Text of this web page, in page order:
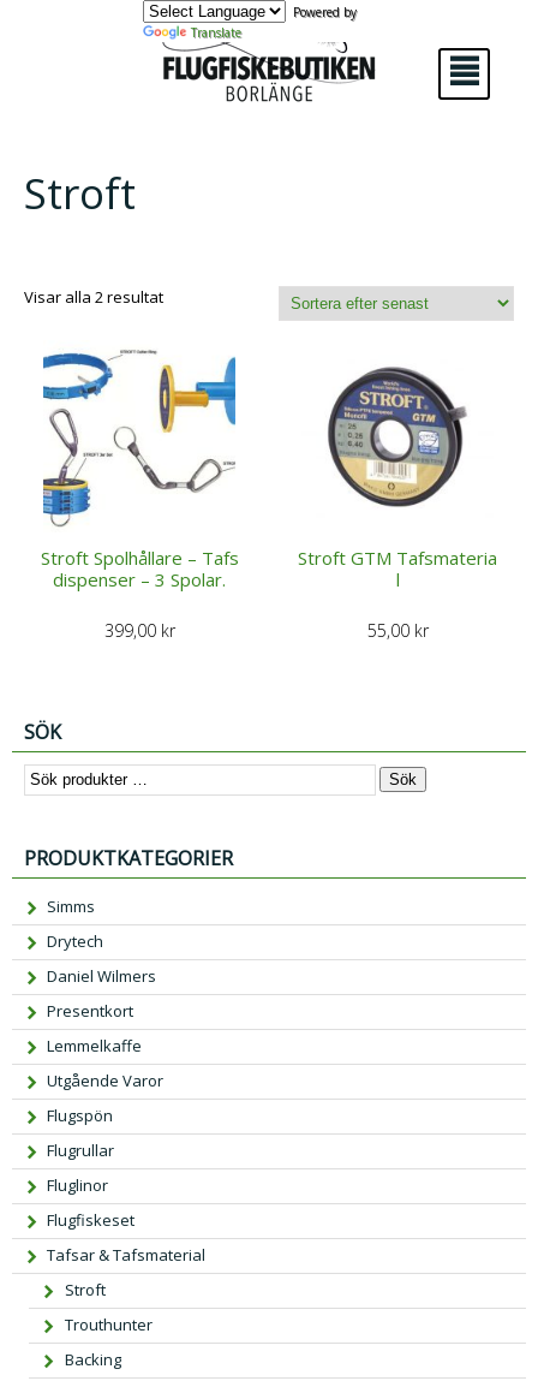
Powered by
Translate
²
Stroft
Visar alla 2 resultatSortera
Stroft Spolhållare – Tafs
dispenser – 3 Spolar.
399,00 kr
Stroft GTM Tafsmateria
l
55,00 kr
SÖK
Sök
PRODUKTKATEGORIER
Simms
Drytech
Daniel Wilmers
Presentkort
Lemmelkaffe
Utgående Varor
Flugspön
Flugrullar
Fluglinor
Flugfiskeset
Tafsar & Tafsmaterial
Stroft
Trouthunter
Backing